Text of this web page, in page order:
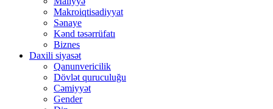
Makroiqtisadiyyat
Sənaye
Kənd təsərrüfatı
Biznes
Daxili siyasət
Qanunvericilik
Dövlət quruculuğu
Cəmiyyət
Gender